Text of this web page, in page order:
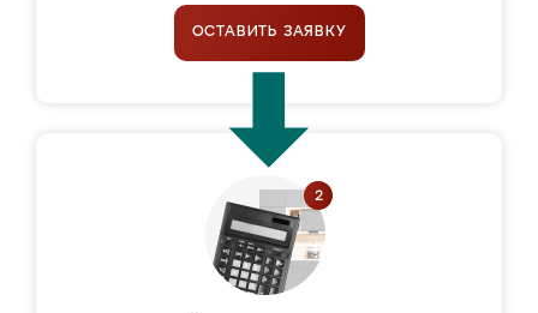
ОСТАВИТЬ ЗАЯВКУ